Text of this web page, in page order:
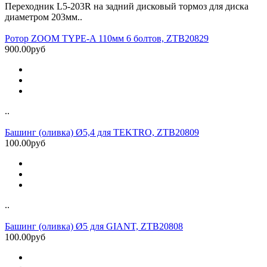
Переходник L5-203R на задний дисковый тормоз для диска
диаметром 203мм..
Ротор ZOOM TYPE-A 110мм 6 болтов, ZTB20829
900.00руб
..
Башинг (оливка) Ø5,4 для TEKTRO, ZTB20809
100.00руб
..
Башинг (оливка) Ø5 для GIANT, ZTB20808
100.00руб